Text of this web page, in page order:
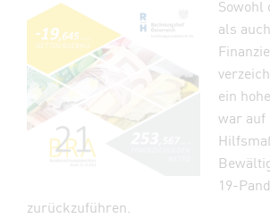
als
ein
war auf
19-
zurückzuführen.